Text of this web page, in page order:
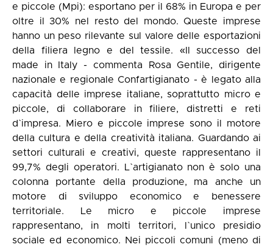
e piccole (Mpi): esportano per il 68% in Europa e per
oltre il 30% nel resto del mondo. Queste imprese
hanno un peso rilevante sul valore delle esportazioni
della filiera legno e del tessile. «Il successo del
made in Italy - commenta Rosa Gentile, dirigente
nazionale e regionale Confartigianato - è legato alla
capacità delle imprese italiane, soprattutto micro e
piccole, di collaborare in filiere, distretti e reti
d`impresa. Miero e piccole imprese sono il motore
della cultura e della creatività italiana. Guardando ai
settori culturali e creativi, queste rappresentano il
99,7% degli operatori. L`artigianato non è solo una
colonna portante della produzione, ma anche un
motore di sviluppo economico e benessere
territoriale. Le micro e piccole imprese
rappresentano, in molti territori, l`unico presidio
sociale ed economico. Nei piccoli comuni (meno di